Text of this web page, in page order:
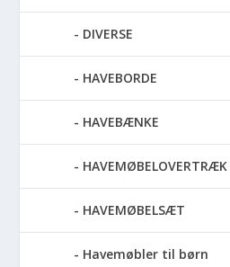
DIVERSE
HAVEBORDE
HAVEBÆNKE
HAVEMØBELOVERTRÆK
HAVEMØBELSÆT
Havemøbler til børn